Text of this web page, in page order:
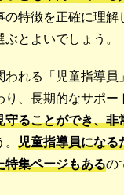
の特徴を正確に理
とよいでしょう。
れる「児童指導員
り、長期的なサポー
守ることができ、非
児童指導員になる
特集ページもあるの